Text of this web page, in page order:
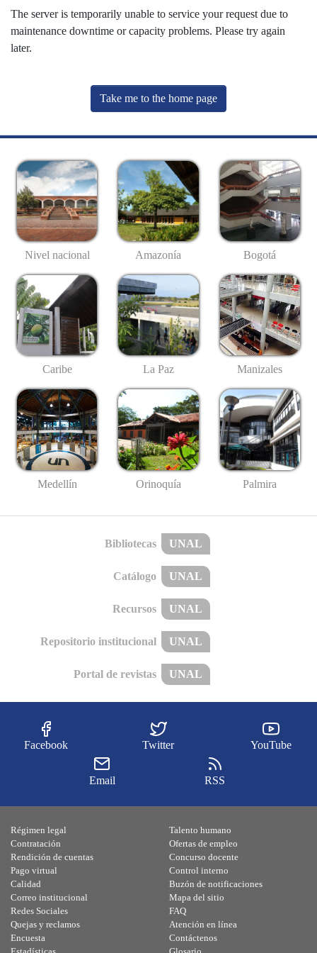
The server is temporarily unable to service your request due to
maintenance downtime or capacity problems. Please try again
later.
Take me to the home page
Nivel nacional Amazonía Bogotá
Caribe La Paz Manizales
Medellín Orinoquía Palmira
Bibliotecas UNAL
Catálogo UNAL
Recursos UNAL
Repositorio institucional UNAL
Portal de revistas UNAL
Facebook Twitter YouTube
Email RSS
Régimen legal
Contratación
Rendición de cuentas
Pago virtual
Calidad
Talento humano
Ofertas de empleo
Concurso docente
Control interno
Buzón de notificaciones
Correo institucional
Redes Sociales
Quejas y reclamos
Encuesta
Mapa del sitio
FAQ
Atención en línea
Contáctenos